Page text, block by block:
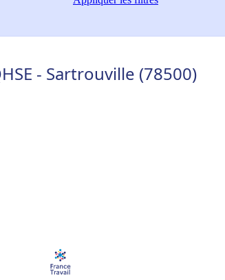
- Sartrouville (78500)